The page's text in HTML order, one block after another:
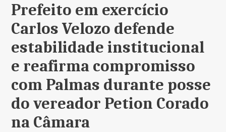
Prefeito em exercício
Carlos Velozo defende
estabilidade institucional
e reafirma compromisso
com Palmas durante posse
do vereador Petion Corado
na Câmara